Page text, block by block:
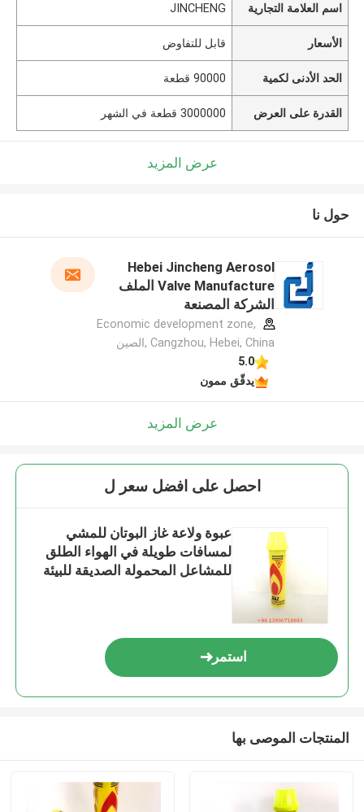
اسم العلامة التجارية JINCHENG
الأسعار قابل للتفاوض
الحد الأدنى لكمية 90000 قطعة
القدرة على العرض 3000000 قطعة في الشهر
عرض المزيد
حول نا
Hebei Jincheng Aerosol
Valve Manufacture الملف
الشركة المصنعة
Economic development zone,
Cangzhou, Hebei, China ,الصين
5.0
يدقّق ممون
عرض المزيد
احصل على افضل سعر ل
عبوة ولاعة غاز البوتان للمشي
لمسافات طويلة في الهواء الطلق
للمشاعل المحمولة الصديقة للبيئة
استمر
المنتجات الموصى بها